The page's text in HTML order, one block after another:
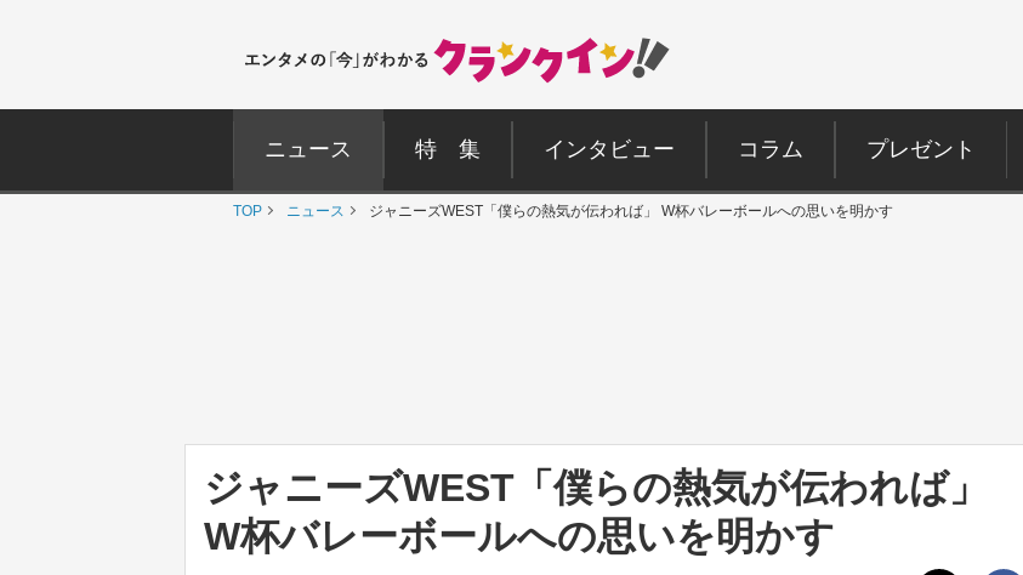
ニュース 特 集 インタビュー コラム プレゼント
TOP ニュース ジャニーズWEST「僕らの熱気が伝われば」 W杯バレーボールへの思いを明かす
ジャニーズWEST「僕らの熱気が伝われば」
W杯バレーボールへの思いを明かす